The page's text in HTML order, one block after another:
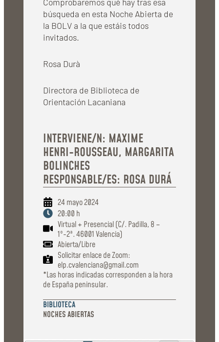
búsqueda en esta Noche Abierta de
la BOLV a la que estáis todos
invitados.
Rosa Durà
Directora de Biblioteca de
Orientación Lacaniana
INTERVIENE/N: MAXIME
HENRI-ROUSSEAU, MARGARITA
BOLINCHES
RESPONSABLE/ES: ROSA DURÁ
24 mayo 2024
20:00 h
Virtual + Presencial (C/. Padilla, 8 –
1º-2ª. 46001 Valencia)
Abierta/Libre
Solicitar enlace de Zoom:
elp.cvalenciana@gmail.com
*Las horas indicadas corresponden a la hora
de España peninsular.
BIBLIOTECA
NOCHES ABIERTAS